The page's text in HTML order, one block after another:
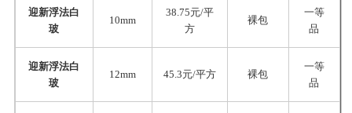
迎新浮法白
玻
10mm
38.75元/平
方
裸包
一等
品
迎新浮法白
玻
12mm 45.3元/平方 裸包
一等
品